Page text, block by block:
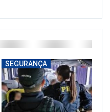
SEGURANÇA